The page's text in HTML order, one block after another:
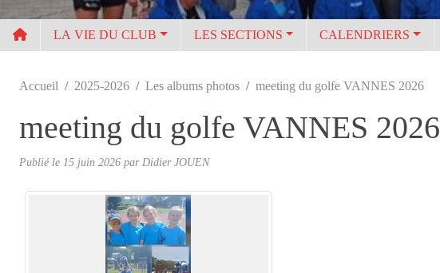
LA VIE DU CLUB LES SECTIONS CALENDRIERS
Accueil 2025-2026 Les albums photos meeting du golfe VANNES 2026
meeting du golfe VANNES 2026
Publié le 15 juin 2026 par Didier JOUEN